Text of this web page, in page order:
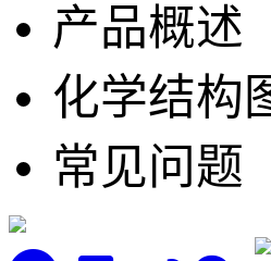
产品概述
化学结构
常见问题